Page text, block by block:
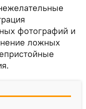
фотографий и
ложных